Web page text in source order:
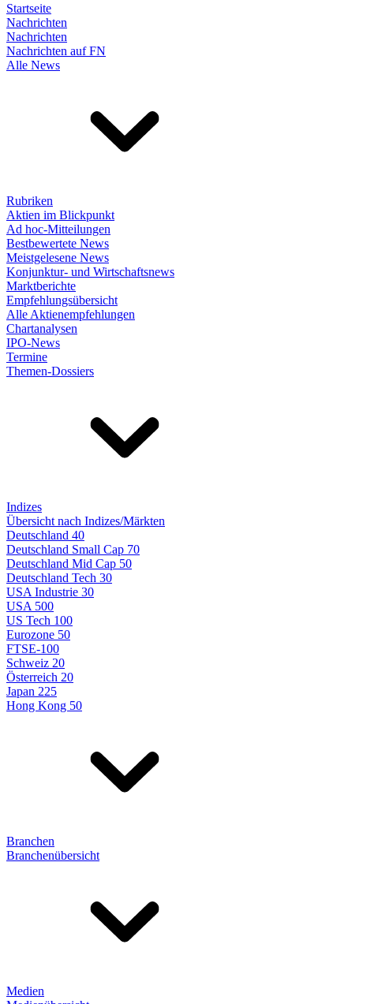
Startseite
Nachrichten
Nachrichten
Nachrichten auf FN
Alle News
Rubriken
Aktien im Blickpunkt
Ad hoc-Mitteilungen
Bestbewertete News
Meistgelesene News
Konjunktur- und Wirtschaftsnews
Marktberichte
Empfehlungsübersicht
Alle Aktienempfehlungen
Chartanalysen
IPO-News
Termine
Themen-Dossiers
Indizes
Übersicht nach Indizes/Märkten
Deutschland 40
Deutschland Small Cap 70
Deutschland Mid Cap 50
Deutschland Tech 30
USA Industrie 30
USA 500
US Tech 100
Eurozone 50
FTSE-100
Schweiz 20
Österreich 20
Japan 225
Hong Kong 50
Branchen
Branchenübersicht
Medien